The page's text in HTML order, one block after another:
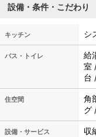
設備・条件・こだわり
キッチン シ
バス・トイレ
給
室
台
住空間
角
グ
設備・サービス 収